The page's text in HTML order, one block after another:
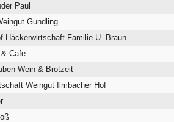
Paul
Gundling
Häckerwirtschaft Familie U. Braun
Cafe
Wein & Brotzeit
Weingut Ilmbacher Hof